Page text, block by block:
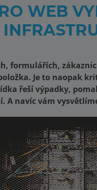
WEB
formulářích,
Je to naopak
řeší výpadky,
A navíc vám